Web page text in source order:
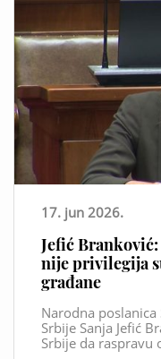
17. jun 2026.
Jefić
nije privilegija
građane
Narodna
Srbije Sanja Jefić
Srbije da raspravu